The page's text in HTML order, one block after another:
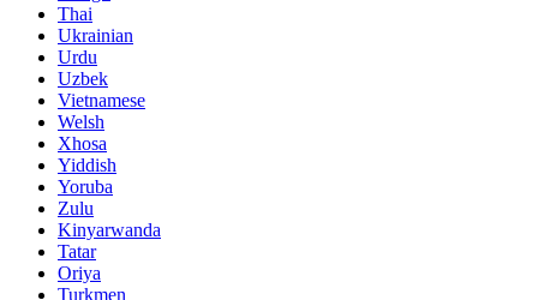
Thai
Ukrainian
Urdu
Uzbek
Vietnamese
Welsh
Xhosa
Yiddish
Yoruba
Zulu
Kinyarwanda
Tatar
Oriya
Turkmen